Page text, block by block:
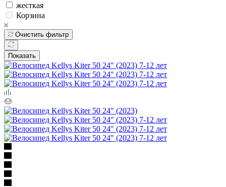
жесткая
Корзина
Очистить фильтр
Показать